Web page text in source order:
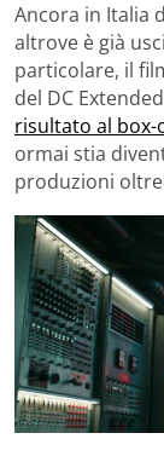
Ancora in Italia
altrove è già
particolare, il
del DC
risultato al box-
ormai stia
produzioni